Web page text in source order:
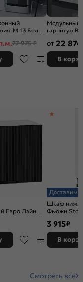
М-13 Белый
27 975 ₽
Модульный
гарнитур
от 22 874
В
Евро Лайн
Доставим
Шкаф
Фьюжн
3 915₽
В
Смотреть все